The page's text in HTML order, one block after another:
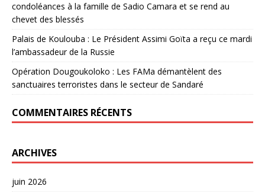
condoléances à la famille de Sadio Camara et se rend au
chevet des blessés
Palais de Koulouba : Le Président Assimi Goïta a reçu ce mardi
l’ambassadeur de la Russie
Opération Dougoukoloko : Les FAMa démantèlent des
sanctuaires terroristes dans le secteur de Sandaré
COMMENTAIRES RÉCENTS
ARCHIVES
juin 2026